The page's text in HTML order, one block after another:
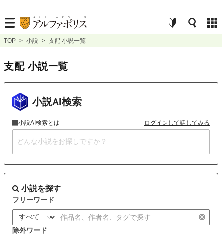
TOP > 小説 > 支配 小説一覧
支配 小説一覧
小説AI検索
小説AI検索とは ログインして話してみる
小説を探す
フリーワード
除外ワード